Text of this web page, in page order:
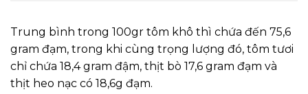
Trung bình trong 100gr tôm khô thì chứa đến 75,6
gram đạm, trong khi cùng trọng lượng đó, tôm tươi
chỉ chứa 18,4 gram đậm, thịt bò 17,6 gram đạm và
thịt heo nạc có 18,6g đạm.